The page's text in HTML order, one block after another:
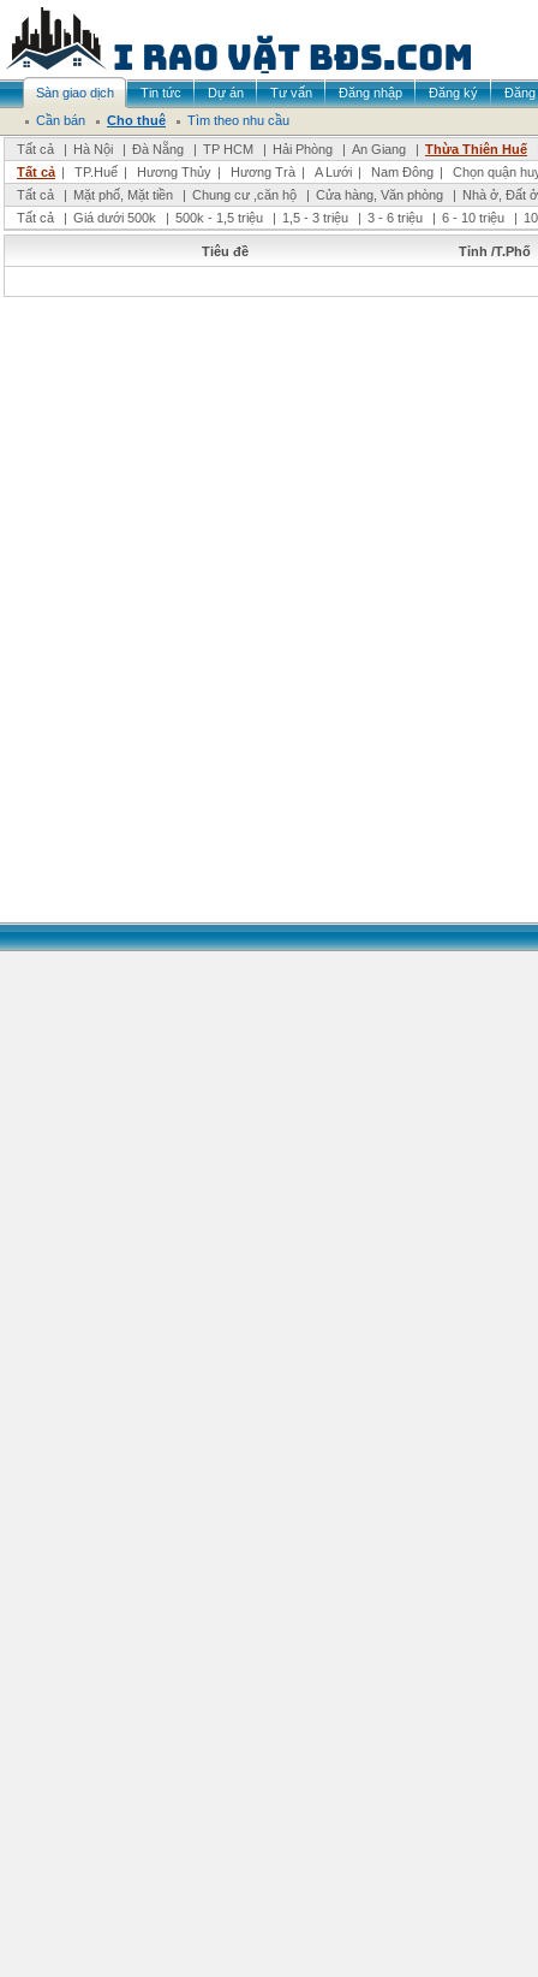
Sàn giao dịch Tin tức Dự án Tư vấn Đăng nhập Đăng ký
Đăng
Cần bán
Cho thuê
Tìm theo nhu cầu
Tất cả
| Hà Nội | Đà Nẵng | TP HCM | Hải Phòng | An Giang | Thừa Thiên Huế
Tất cả | TP.Huế | Hương Thủy | Hương Trà | A Lưới | Nam Đông |
Chọn quận
Tất cả
| Mặt phố, Mặt tiền | Chung cư ,căn hộ | Cửa hàng, Văn phòng | Nhà ở, Đất ở
Tất cả
| Giá dưới 500k | 500k - 1,5 triệu | 1,5 - 3 triệu | 3 - 6 triệu | 6 - 10 triệu |
Tiêu đề Tỉnh /T.Phố